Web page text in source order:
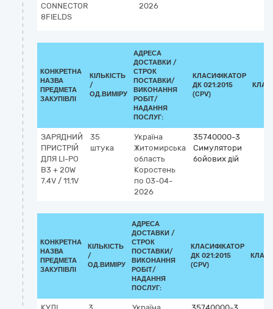
CONNECTOR
8FIELDS
2026
КОНКРЕТНА
НАЗВА
ПРЕДМЕТА
ЗАКУПІВЛІ
КІЛЬКІСТЬ
/
ОД.ВИМІРУ
АДРЕСА
ДОСТАВКИ /
СТРОК
ПОСТАВКИ/
ВИКОНАННЯ
РОБІТ/
НАДАННЯ
ПОСЛУГ:
КЛАСИФІКАТОР
ДК 021:2015
(CPV)
ЗАРЯДНИЙ
ПРИСТРІЙ
ДЛЯ LI-PO
B3 + 20W
7.4V / 11.1V
35
штука
Україна
Житомирська
область
Коростень
по 03-04-
2026
35740000-3
Симулятори
бойових дій
КОНКРЕТНА
НАЗВА
ПРЕДМЕТА
ЗАКУПІВЛІ
КІЛЬКІСТЬ
/
ОД.ВИМІРУ
АДРЕСА
ДОСТАВКИ /
СТРОК
ПОСТАВКИ/
ВИКОНАННЯ
РОБІТ/
НАДАННЯ
ПОСЛУГ:
КЛАСИФІКАТОР
ДК 021:2015
(CPV)